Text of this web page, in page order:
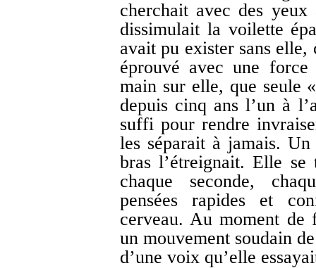
cherchait avec des
dissimulait la voilette
avait pu exister sans
éprouvé avec une
main sur elle, que seule
depuis cinq ans l’un à
suffi pour rendre
les séparait à jamais.
bras l’étreignait. Elle
chaque seconde,
pensées rapides et
cerveau. Au moment
un mouvement soudain
d’une voix qu’elle